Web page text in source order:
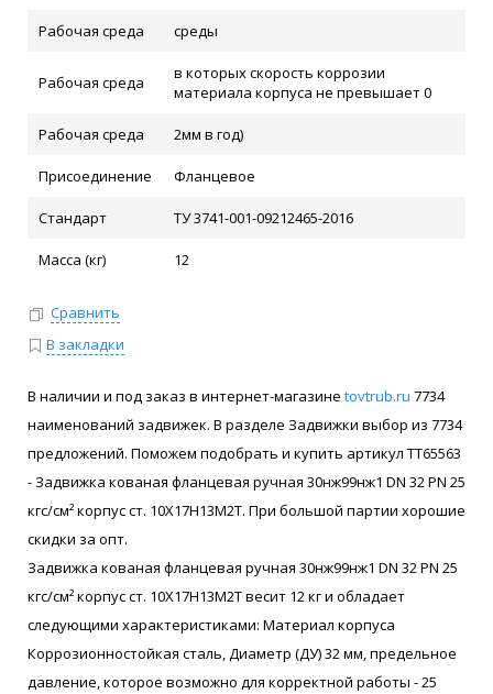
Рабочая среда среды
Рабочая среда
в которых скорость коррозии
материала корпуса не превышает 0
Рабочая среда 2мм в год)
Присоединение Фланцевое
Стандарт ТУ 3741-001-09212465-2016
Масса (кг) 12
Сравнить
В закладки
В наличии и под заказ в интернет-магазине tovtrub.ru 7734
наименований задвижек. В разделе Задвижки выбор из 7734
предложений. Поможем подобрать и купить артикул ТТ65563
- Задвижка кованая фланцевая ручная 30нж99нж1 DN 32 PN 25
кгс/см² корпус ст. 10Х17Н13М2Т. При большой партии хорошие
скидки за опт.
Задвижка кованая фланцевая ручная 30нж99нж1 DN 32 PN 25
кгс/см² корпус ст. 10Х17Н13М2Т весит 12 кг и обладает
следующими характеристиками: Материал корпуса
Коррозионностойкая сталь, Диаметр (ДУ) 32 мм, предельное
давление, которое возможно для корректной работы - 25